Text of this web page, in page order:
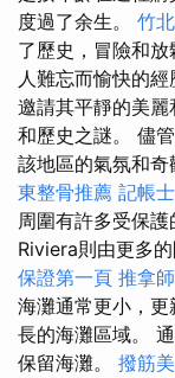
度過了余生。 竹
了歷史，冒險和
人難忘而愉快的經
邀請其平靜的美
和歷史之謎。 儘
該地區的氣氛和奇
東整骨推薦 記帳
周圍有許多受保
Riviera則由更多
保證第一頁 推拿師
海灘通常更小，
長的海灘區域。
保留海灘。 撥筋